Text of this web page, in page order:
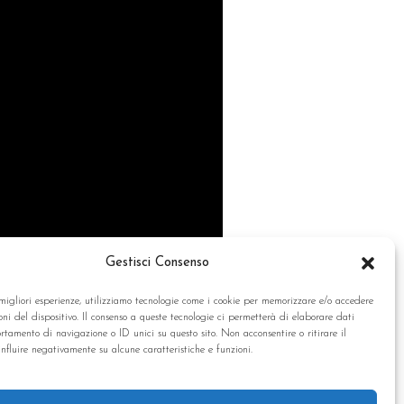
Gestisci Consenso
esperienze, utilizziamo tecnologie come i cookie per memorizzare e/o accedere
del dispositivo. Il consenso a queste tecnologie ci permetterà di elaborare dati
di navigazione o ID unici su questo sito. Non acconsentire o ritirare il
negativamente su alcune caratteristiche e funzioni.